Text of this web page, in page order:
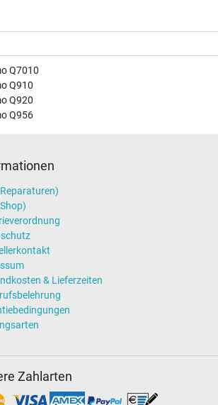
Q7010
Q910
Q920
Q956
& Lieferzeiten
Zahlarten